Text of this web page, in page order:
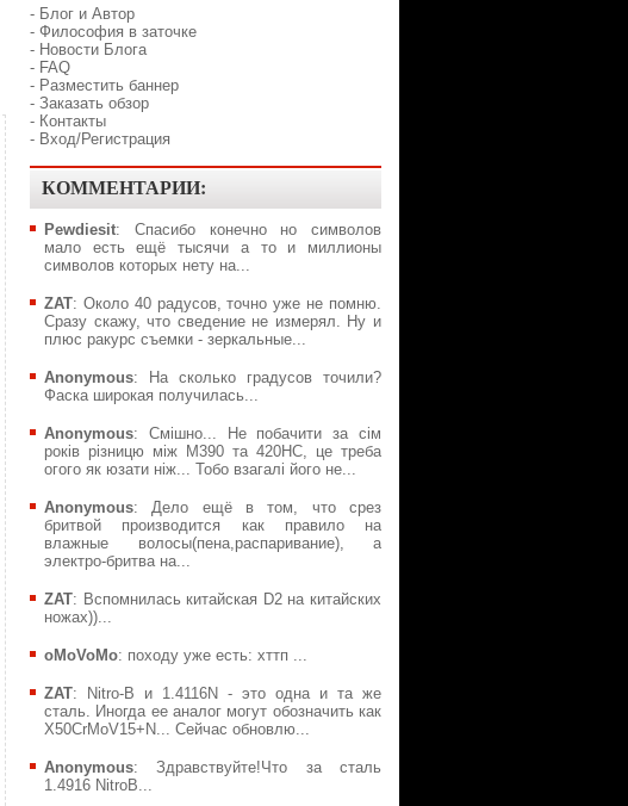
- Блог и Автор
- Философия в заточке
- Новости Блога
- FAQ
- Разместить баннер
- Заказать обзор
- Контакты
- Вход/Регистрация
КОММЕНТАРИИ:
Pewdiesit: Спасибо конечно но символов
мало есть ещё тысячи а то и миллионы
символов которых нету на...
ZAT: Около 40 радусов, точно уже не помню.
Сразу скажу, что сведение не измерял. Ну и
плюс ракурс съемки - зеркальные...
Anonymous: На сколько градусов точили?
Фаска широкая получилась...
Anonymous: Смішно... Не побачити за сім
років різницю між М390 та 420НС, це треба
огого як юзати ніж... Тобо взагалі його не...
Anonymous: Дело ещё в том, что срез
бритвой производится как правило на
влажные волосы(пена,распаривание), а
электро-бритва на...
ZAT: Вспомнилась китайская D2 на китайских
ножах))...
oMoVoMo: походу уже есть: хттп ...
ZAT: Nitro-B и 1.4116N - это одна и та же
сталь. Иногда ее аналог могут обозначить как
X50CrMoV15+N... Сейчас обновлю...
Anonymous: Здравствуйте!Что за сталь
1.4916 NitroB...